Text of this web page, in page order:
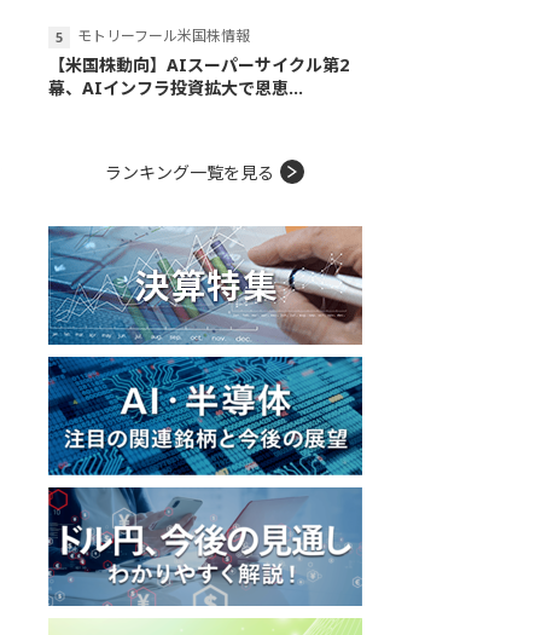
モトリーフール米国株情報
【米国株動向】AIスーパーサイクル第2
幕、AIインフラ投資拡大で恩恵...
ランキング一覧を見る